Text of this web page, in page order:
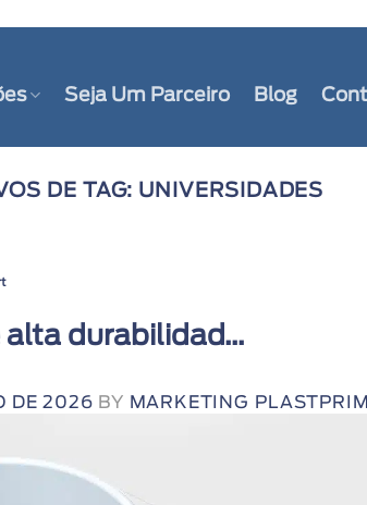
Seja Um Parceiro Blog
DE TAG: UNIVERSIDADES
durabilidad...
DE 2026 BY MARKETING